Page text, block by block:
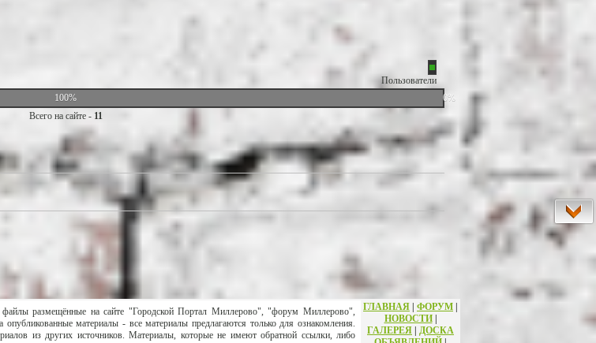
Пользователи
100%
0%
Всего на сайте - 11
размещённые на сайте "Городской Портал Миллерово", "форум Миллерово",
материалы - все материалы предлагаются только для ознакомления.
из других источников. Материалы, которые не имеют обратной ссылки, либо
ГЛАВНАЯ ФОРУМ
НОВОСТИ|
ГАЛЕРЕЯ
ДОСКА